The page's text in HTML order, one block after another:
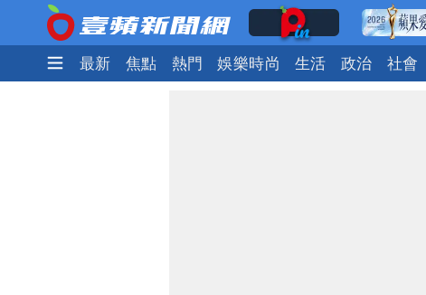
最新 焦點 熱門 娛樂時尚 生活 政治 社會